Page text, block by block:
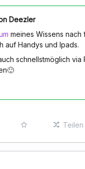
Deezler
meines Wissens
auf Handys und Ipads.
schnellstmöglich
Teilen